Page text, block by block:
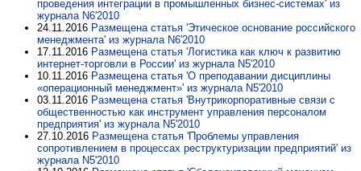
проведения интеграции в промышленных бизнес-системах' из
журнала N6'2010
24.11.2016 Размещена статья 'Этическое основание российского
менеджмента' из журнала N6'2010
17.11.2016 Размещена статья 'Логистика как ключ к развитию
интернет-торговли в России' из журнала N5'2010
10.11.2016 Размещена статья 'О преподавании дисциплины
«операционный менеджмент»' из журнала N5'2010
03.11.2016 Размещена статья 'Внутрикорпоративные связи с
общественностью как инструмент управления персоналом
предприятия' из журнала N5'2010
27.10.2016 Размещена статья 'Проблемы управления
сопротивлением в процессах реструктуризации предприятий' из
журнала N5'2010